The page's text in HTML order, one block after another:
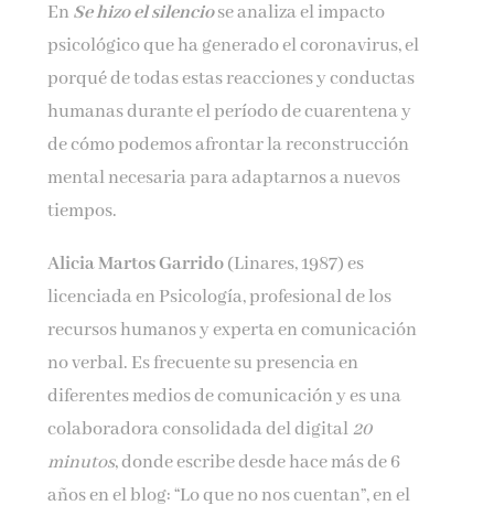
En Se hizo el silenciose analiza el impacto
psicológico que ha generado el coronavirus, el
porqué de todas estas reacciones y conductas
humanas durante el período de cuarentena y
de cómo podemos afrontar la reconstrucción
mental necesaria para adaptarnos a nuevos
tiempos.
Alicia Martos Garrido(Linares, 1987) es
licenciada en Psicología, profesional de los
recursos humanos y experta en comunicación
no verbal. Es frecuente su presencia en
diferentes medios de comunicación y es una
colaboradora consolidada del digital20
minutos, donde escribe desde hace más de 6
años en el blog: “Lo que no nos cuentan”, en el